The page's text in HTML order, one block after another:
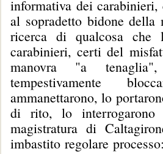
informativa dei
al sopradetto bidone della
ricerca di qualcosa
carabinieri, certi del
manovra "a
tempestivamente
ammanettarono, lo
di rito, lo interrogarono
magistratura di
imbastito regolare